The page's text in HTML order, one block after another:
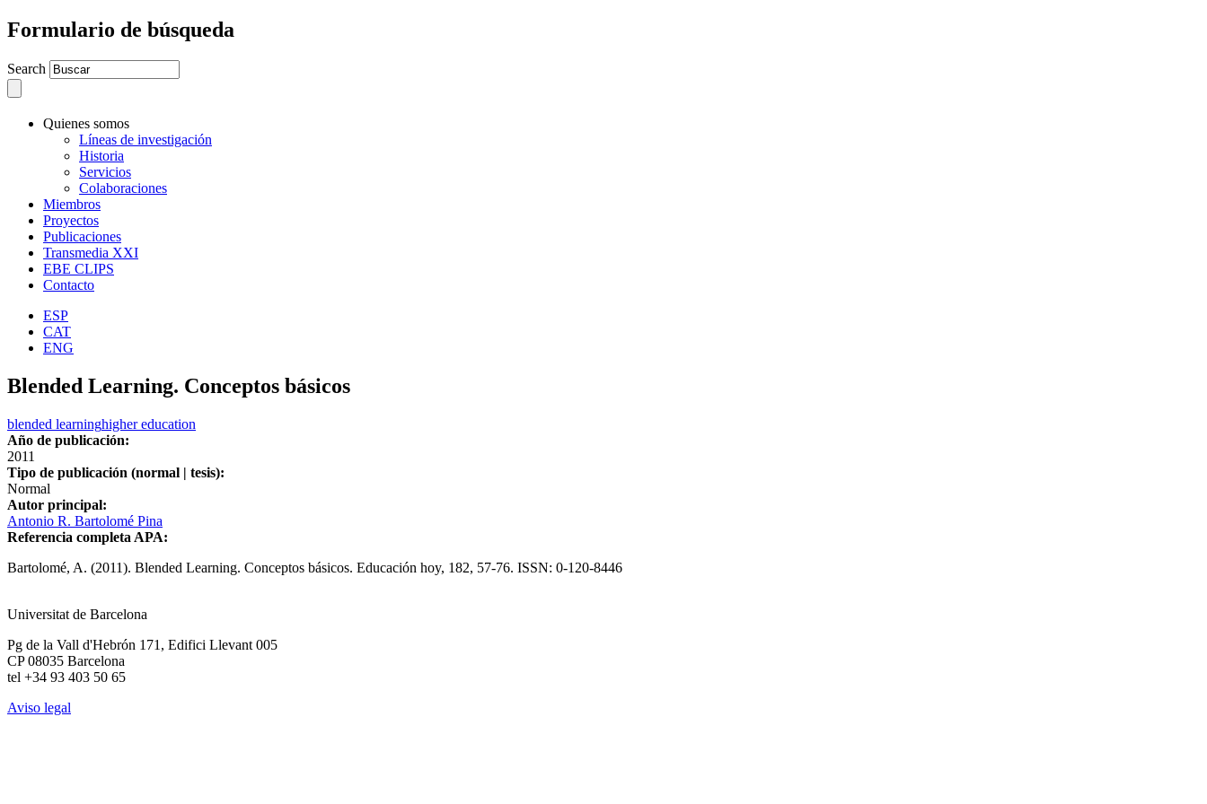
Formulario de búsqueda
Search
Quienes somos
Líneas de investigación
Historia
Servicios
Colaboraciones
Miembros
Proyectos
Publicaciones
Transmedia XXI
EBE CLIPS
Contacto
ESP
CAT
ENG
Blended Learning. Conceptos básicos
blended learninghigher education
Año de publicación:
2011
Tipo de publicación (normal | tesis):
Normal
Autor principal:
Antonio R. Bartolomé Pina
Referencia completa APA:
Bartolomé, A. (2011). Blended Learning. Conceptos básicos. Educación hoy, 182, 57-76. ISSN: 0-120-8446
Universitat de Barcelona
Pg de la Vall d'Hebrón 171, Edifici Llevant 005
CP 08035 Barcelona
tel +34 93 403 50 65
Aviso legal